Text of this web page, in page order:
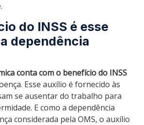
do INSS é esse
dependência
conta com o benefício do INSS
Esse auxílio é fornecido às
se ausentar do trabalho para
E como a dependência
considerada pela OMS, o auxílio